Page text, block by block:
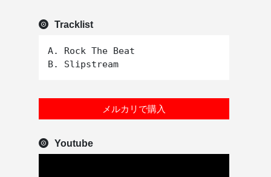
Tracklist
A. Rock The Beat
メルカリで購入
Youtube